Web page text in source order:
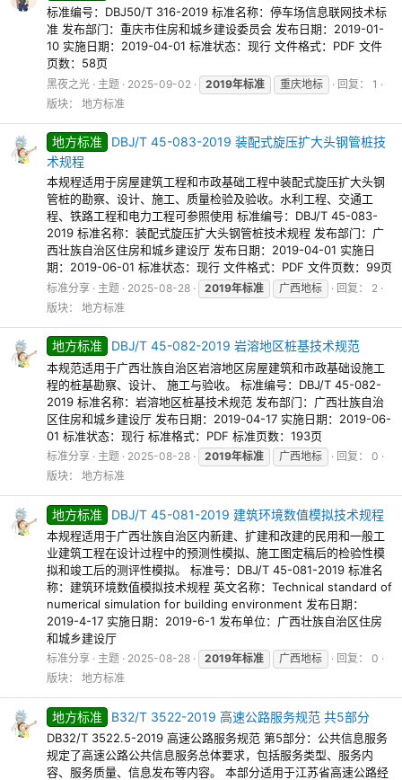
标准编号：DBJ50/T 316-2019 标准名称：停车场信息联网技术标
准 发布部门：重庆市住房和城乡建设委员会 发布日期：2019-01-
10 实施日期：2019-04-01 标准状态：现行 文件格式：PDF 文件
页数：58页
黑夜之光 主题 2025-09-02 2019年标准 重庆地标
回复： 1
版块： 地方标准
地方标准
DBJ/T 45-083-2019 装配式旋压扩大头钢管桩技
术规程
本规程适用于房屋建筑工程和市政基础工程中装配式旋压扩大头钢
管桩的勘察、设计、施工、质量检验及验收。水利工程、交通工
程、铁路工程和电力工程可参照使用 标准编号：DBJ/T 45-083-
2019 标准名称：装配式旋压扩大头钢管桩技术规程 发布部门：广
西壮族自治区住房和城乡建设厅 发布日期：2019-04-01 实施日
期：2019-06-01 标准状态：现行 文件格式：PDF 文件页数：99页
标准分享 主题 2025-08-28 2019年标准 广西地标
回复： 2
版块： 地方标准
地方标准 DBJ/T 45-082-2019 岩溶地区桩基技术规范
本规范适用于广西壮族自治区岩溶地区房屋建筑和市政基础设施工
程的桩基勘察、设计、 施工与验收。 标准编号：DBJ/T 45-082-
2019 标准名称：岩溶地区桩基技术规范 发布部门：广西壮族自治
区住房和城乡建设厅 发布日期：2019-04-17 实施日期：2019-06-
01 标准状态：现行 标准格式：PDF 标准页数：193页
标准分享 主题 2025-08-28 2019年标准 广西地标
回复： 0
版块： 地方标准
地方标准 DBJ/T 45-081-2019 建筑环境数值模拟技术规程
本规程适用于广西壮族自治区内新建、扩建和改建的民用和一般工
业建筑工程在设计过程中的预测性模拟、施工图定稿后的检验性模
拟和竣工后的测评性模拟。 标准号：DBJ/T 45-081-2019 标准名
称：建筑环境数值模拟技术规程 英文名称：Technical standard of
numerical simulation for building environment 发布日期：
2019-4-17 实施日期：2019-6-1 发布单位：广西壮族自治区住房
和城乡建设厅
标准分享 主题 2025-08-28 2019年标准 广西地标
回复： 0
版块： 地方标准
地方标准 B32/T 3522-2019 高速公路服务规范 共5部分
DB32/T 3522.5-2019 高速公路服务规范 第5部分：公共信息服务
规定了高速公路公共信息服务总体要求，包括服务类型、服务内
容、服务质量、信息发布等内容。 本部分适用于江苏省高速公路经